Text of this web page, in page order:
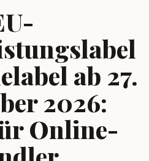
ab 27.
2026:
Online-